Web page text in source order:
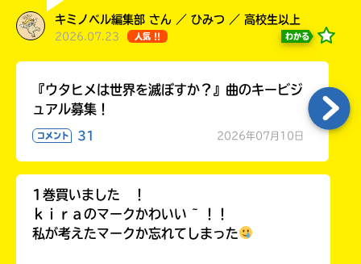
Loading . ..
キミノベル編集部 さん ／ ひみつ ／ 高校生以上
2026.07.23 人気 !! わかる
『ウタヒメは世界を滅ぼすか？』曲のキービジ
ュアル募集！
コメント 31 2026年07月10日
1巻買いました ！
ｋｉｒａのマークかわいい ~ ！！
私が考えたマークか忘れてしまった